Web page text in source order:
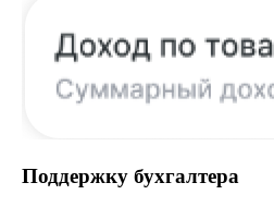
Поддержку бухгалтера